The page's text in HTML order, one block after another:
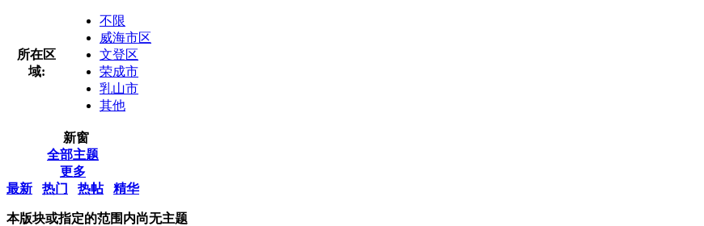
所在区
域:
不限
威海市区
文登区
荣成市
乳山市
其他
新窗
全部主题
更多
最新
热门 热帖 精华
本版块或指定的范围内尚无主题